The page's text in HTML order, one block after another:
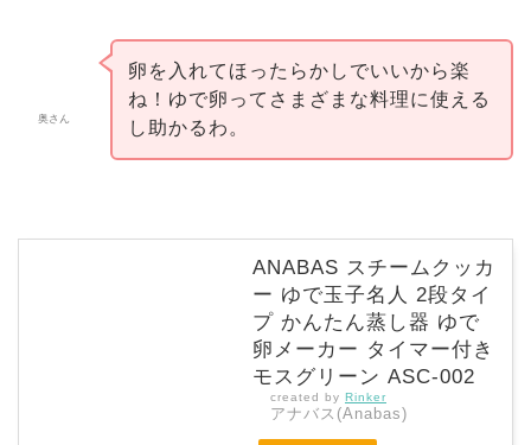
奥さん
卵を入れてほったらかしでいいから楽
ね！ゆで卵ってさまざまな料理に使える
し助かるわ。
ANABAS スチームクッカ
ー ゆで玉子名人 2段タイ
プ かんたん蒸し器 ゆで
卵メーカー タイマー付き
モスグリーン ASC-002
created by Rinker
アナバス(Anabas)